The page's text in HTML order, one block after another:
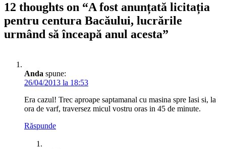
12 thoughts on “A fost anunțată licitația
pentru centura Bacăului, lucrările
urmând să înceapă anul acesta”
Anda spune:
26/04/2013 la 18:53
Era cazul! Trec aproape saptamanal cu masina spre Iasi si, la
ora de varf, traversez micul vostru oras in 45 de minute.
Răspunde